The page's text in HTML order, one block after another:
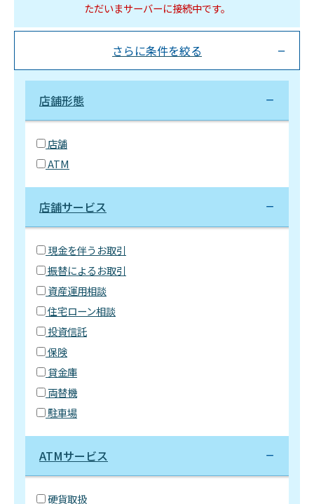
ただいまサーバーに接続中です。
さらに条件を絞る
店舗形態
店舗
ATM
店舗サービス
現金を伴うお取引
振替によるお取引
資産運用相談
住宅ローン相談
投資信託
保険
貸金庫
両替機
駐車場
ATMサービス
硬貨取扱